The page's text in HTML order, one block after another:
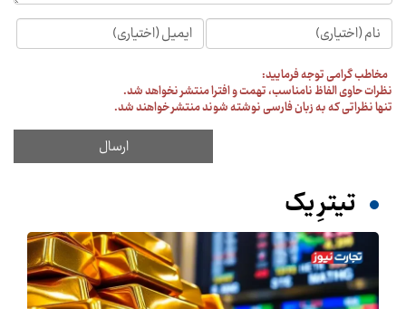
مخاطب گرامی توجه فرمایید:
نظرات حاوی الفاظ نامناسب، تهمت و افترا منتشر نخواهد شد.
تنها نظراتی که به زبان فارسی نوشته شوند منتشر خواهند شد.
تیترِ یک